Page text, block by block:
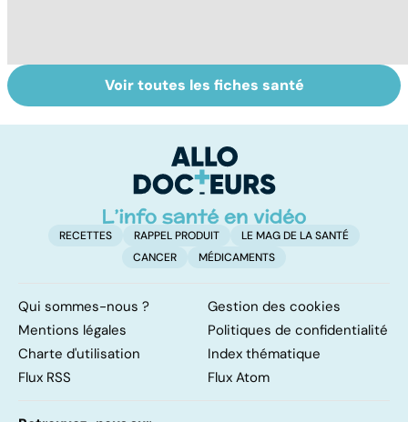
Dérèglement
hormonal : et si
Tout savoir sur
les infections
Voir toutes les fiches santé
RECETTES RAPPEL PRODUIT
LE MAG DE LA SANTÉ
CANCER
MÉDICAMENTS
Qui sommes-nous ?
Gestion des cookies
Mentions légales
Politiques de confidentialité
Charte d'utilisation
Index thématique
Flux RSS
Flux Atom